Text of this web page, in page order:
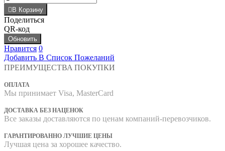
В Корзину
Поделиться
QR-код
Нравится 0
Добавить В Список Пожеланий
ПРЕИМУЩЕСТВА ПОКУПКИ
ОПЛАТА
Мы принимает Visa, MasterCard
ДОСТАВКА БЕЗ НАЦЕНОК
Все заказы доставляются по ценам компаний-перевозчиков.
ГАРАНТИРОВАННО ЛУЧШИЕ ЦЕНЫ
Лучшая цена за хорошее качество.